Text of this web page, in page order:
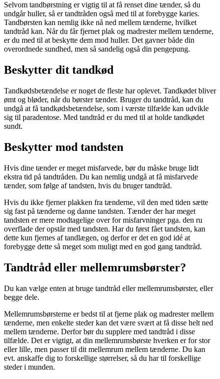
Selvom tandbørstning er vigtig til at få renset dine tænder, så du
undgår huller, så er tandtråden også med til at forebygge karies.
Tandbørsten kan nemlig ikke nå ned mellem tænderne, hvilket
tandtråd kan. Når du får fjernet plak og madrester mellem tænderne,
er du med til at beskytte dem mod huller. Det gavner både din
overordnede sundhed, men så sandelig også din pengepung.
Beskytter dit tandkød
Tandkødsbetændelse er noget de fleste har oplevet. Tandkødet bliver
ømt og bløder, når du børster tænder. Bruger du tandtråd, kan du
undgå at få tandkødsbetændelse, som i værste tilfælde kan udvikle
sig til paradentose. Med tandtråd er du med til at holde tandkødet
sundt.
Beskytter mod tandsten
Hvis dine tænder er meget misfarvede, bør du måske bruge lidt
ekstra tid på tandtråden. Du kan nemlig undgå at få misfarvede
tænder, som følge af tandsten, hvis du bruger tandtråd.
Hvis du ikke fjerner plakken fra tænderne, vil den med tiden sætte
sig fast på tænderne og danne tandsten. Tænder der har meget
tandsten er mere modtagelige over for misfarvninger pga. den ru
overflade der opstår med tandsten. Har du først fået tandsten, kan
dette kun fjernes af tandlægen, og derfor er det en god idé at
forebygge dette så meget som muligt med en god gang tandtråd.
Tandtråd eller mellemrumsbørster?
Du kan vælge enten at bruge tandtråd eller mellemrumsbørster, eller
begge dele.
Mellemrumsbørsterne er bedst til at fjerne plak og madrester mellem
tænderne, men enkelte steder kan det være svært at få disse helt ned
mellem tænderne. Derfor bør du supplere med tandtråd i disse
tilfælde. Det er vigtigt, at din mellemrumsbørste hverken er for stor
eller lille, men passer til dit mellemrum mellem tænderne. Du kan
evt. anskaffe dig to forskellige størrelser, så du har til forskellige
steder i munden.